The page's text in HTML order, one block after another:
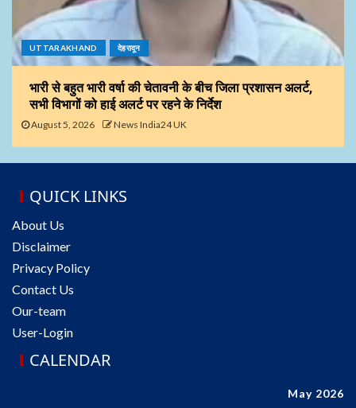
UTTARAKHAND देहरादून
भारी से बहुत भारी वर्षा की चेतावनी के बीच जिला प्रशासन अलर्ट,
सभी विभागों को हाई अलर्ट पर रहने के निर्देश
August 5, 2026 News India24 UK
QUICK LINKS
About Us
Disclaimer
Privacy Policy
Contact Us
Our-team
User-Login
CALENDAR
May 2026